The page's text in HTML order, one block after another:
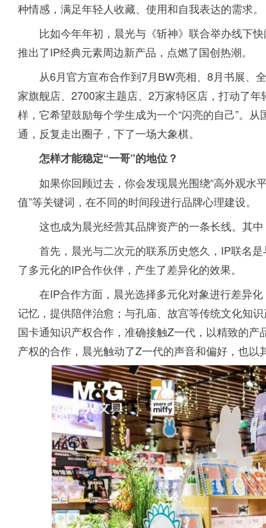
种情感，满足年轻人收藏、使用和自我表达的需求。
比如今年年初，晨光与《斩神》联合举办线下
推出了IP经典元素周边新产品，点燃了国创热潮。
从6月官方宣布合作到7月BW亮相、8月书展、
家旗舰店、2700家主题店、2万家特区店，打动了
样，它希望鼓励每个学生成为一个“闪亮的自己”。
通，反复走出圈子，下了一场大象棋。
怎样才能稳定“一哥”的地位？
如果你回顾过去，你会发现晨光围绕“高外观水
值”等关键词，在不同的时间段进行品牌心理建设。
这也成为晨光经营其品牌资产的一条长线。其
首先，晨光与二次元的联系历史悠久，IP联名
了多元化的IP合作伙伴，产生了差异化的效果。
在IP合作方面，晨光选择多元化对象进行差异
记忆，提供陪伴治愈；与孔庙、故宫等传统文化知
国卡通知识产权合作，准确接触Z一代，以精致的
产权的合作，晨光触动了Z一代的声音和偏好，也